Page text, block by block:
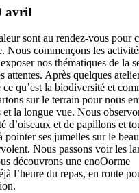
avril
sont au rendez-vous pour
Nous commençons les
nos thématiques de la
attentes. Après quelques
qu’est la biodiversité et
sur le terrain pour nous
et la longue vue. Nous
d’oiseaux et de papillons et
pointer ses jumelles sur le
Nous passons voir les
découvrons une enoOorme
l’heure du repas, en route